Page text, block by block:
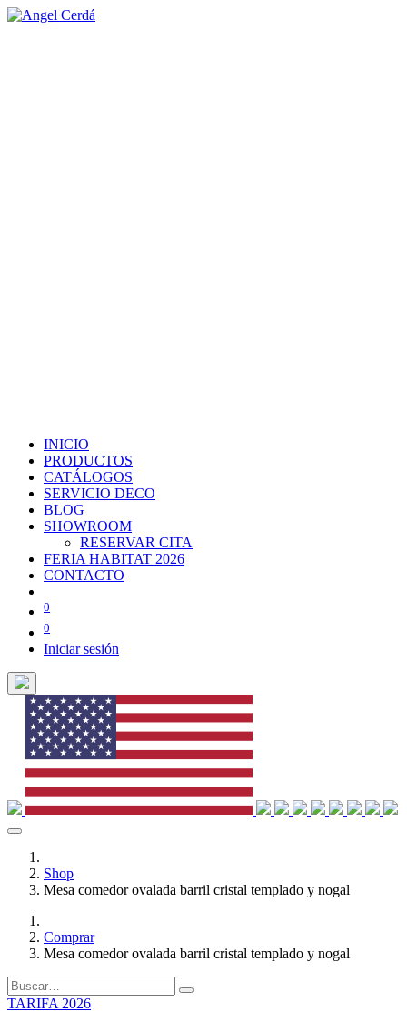
INICIO
PRODUCTOS
CATÁLOGOS
SERVICIO DECO
BLOG
SHOWROOM
RESERVAR CITA
FERIA HABITAT 2026
CONTACTO
0
0
Iniciar sesión
Shop
Mesa comedor ovalada barril cristal templado y nogal
Comprar
Mesa comedor ovalada barril cristal templado y nogal
TARIFA 2026